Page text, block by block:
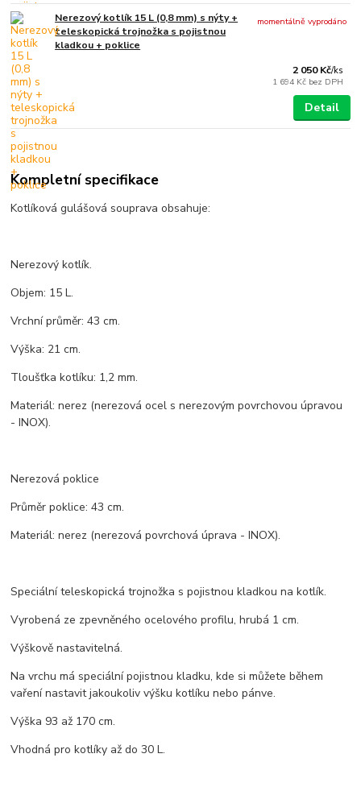
Nerezový kotlík 15 L (0,8 mm) s nýty +
teleskopická trojnožka s pojistnou
kladkou + poklice
2 050 Kč/ks
1 694 Kč bez DPH
momentálně vyprodáno
Detail
Kompletní specifikace
Kotlíková gulášová souprava obsahuje:
Nerezový kotlík.
Objem: 15 L.
Vrchní průměr: 43 cm.
Výška: 21 cm.
Tloušťka kotlíku: 1,2 mm.
Materiál: nerez (nerezová ocel s nerezovým povrchovou úpravou
- INOX).
Nerezová poklice
Průměr poklice: 43 cm.
Materiál: nerez (nerezová povrchová úprava - INOX).
Speciální teleskopická trojnožka s pojistnou kladkou na kotlík.
Vyrobená ze zpevněného ocelového profilu, hrubá 1 cm.
Výškově nastavitelná.
Na vrchu má speciální pojistnou kladku, kde si můžete během
vaření nastavit jakoukoliv výšku kotlíku nebo pánve.
Výška 93 až 170 cm.
Vhodná pro kotlíky až do 30 L.